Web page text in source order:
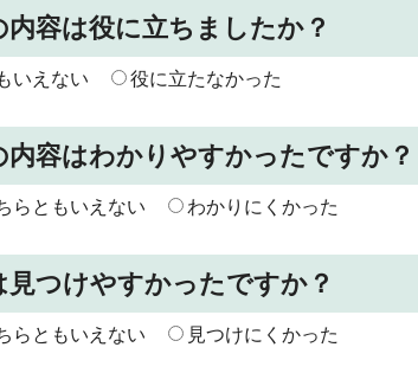
容は役に立ちましたか？
いえない 役に立たなかった
容はわかりやすかったですか？
らともいえない わかりにくかった
つけやすかったですか？
らともいえない 見つけにくかった